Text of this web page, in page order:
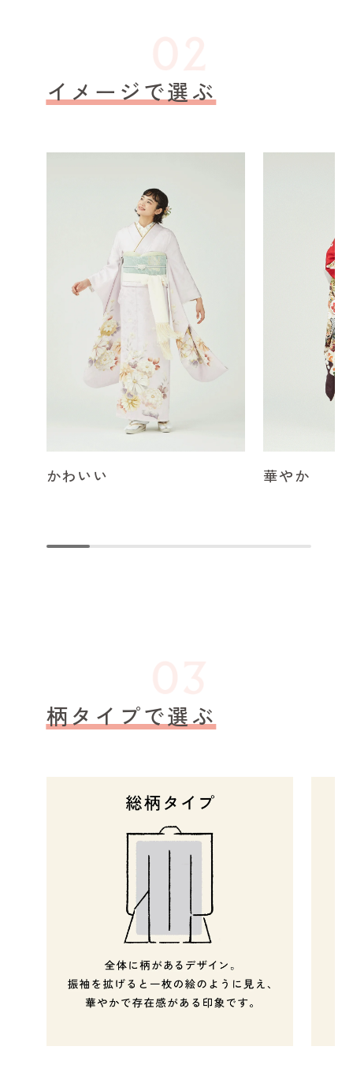
イメージで選ぶ
かわいい 華やか
柄タイプで選ぶ